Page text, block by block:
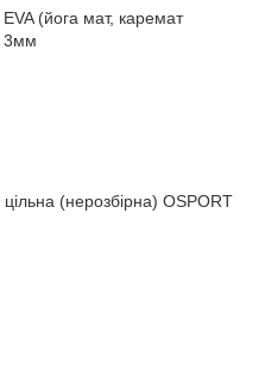
(йога мат, каремат
3мм
(нерозбірна) OSPORT